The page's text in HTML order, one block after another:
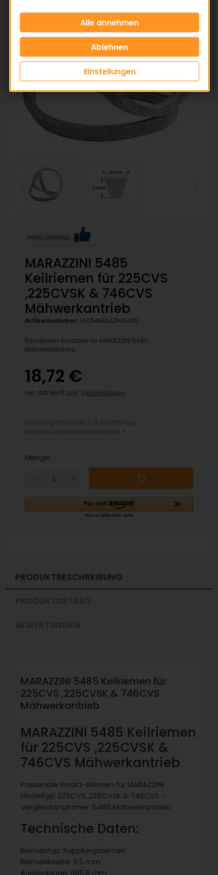
MARAZZINI 5485
Keilriemen für 225CVS
,225CVSK & 746CVS
Mähwerkantrieb
Artikelnummer: HVZMARAZZINI5485
Passendes Ersatzteil für MARAZZINI 5485
Mähwerkantrieb
18,72 €
inkl. 19% MwSt zzgl. Versandkosten
Lieferung innerhalb 2-3 Arbeitstage.
Zwischenverkauf vorbehalten. *
Menge:
Down
PRODUKTBESCHREIBUNG
MARAZZINI 5485 Keilriemen für
225CVS ,225CVSK & 746CVS
Mähwerkantrieb
MARAZZINI 5485 Keilriemen
für 225CVS ,225CVSK &
746CVS Mähwerkantrieb
Passender Ersatz-Riemen für MARAZZINI
Modeltyp: 225CVS ,225CVSK & 746CVS -
Vergleichsnummer: 5485 Mähwerkantrieb
Technische Daten:
Riementyp: Kupplungsriemen
Riemenbreite: 9,5 mm
Aussenlänge: 685,8 mm
Einstellungen